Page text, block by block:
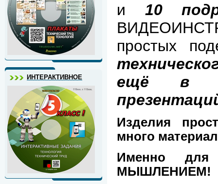
ИНТЕРАКТИВНОЕ
и 10
простых
ещё в
Изделия
много
Именно
МЫШЛЕНИЕМ!